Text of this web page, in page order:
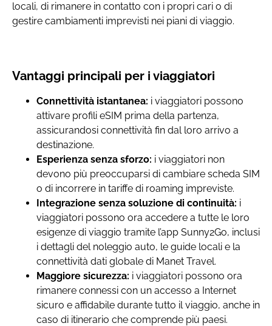
locali, di rimanere in contatto con i propri cari o di
gestire cambiamenti imprevisti nei piani di viaggio.
Vantaggi principali per i viaggiatori
Connettività istantanea: i viaggiatori possono
attivare profili eSIM prima della partenza,
assicurandosi connettività fin dal loro arrivo a
destinazione.
Esperienza senza sforzo: i viaggiatori non
devono più preoccuparsi di cambiare scheda SIM
o di incorrere in tariffe di roaming impreviste.
Integrazione senza soluzione di continuità: i
viaggiatori possono ora accedere a tutte le loro
esigenze di viaggio tramite l’app Sunny2Go, inclusi
i dettagli del noleggio auto, le guide locali e la
connettività dati globale di Manet Travel.
Maggiore sicurezza: i viaggiatori possono ora
rimanere connessi con un accesso a Internet
sicuro e affidabile durante tutto il viaggio, anche in
caso di itinerario che comprende più paesi.